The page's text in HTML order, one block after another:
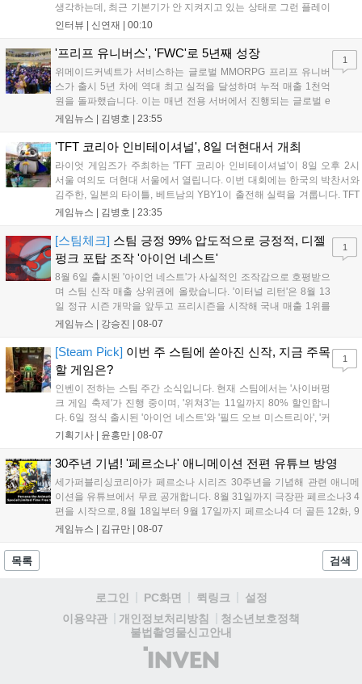
생각하는데, 최근 기본기가 안 지켜지고 있는 상태로 그런 플레이
를 추구하다 보니까 팀적으로 안 좋은 사고가 계속 많이 났던 것
LoL 챔피언스 코리아(LCK)'...
인터뷰 | 신연재 00:10
'프리프 유니버스', 'FWC'로 5년째 성장
위메이드커넥트가 서비스하는 글로벌 MMORPG 프리프 유니버
스가 출시 5년 차에 역대 최고 실적을 달성하며 누적 매출 1천억
원을 돌파했습니다. 이는 매년 전용 서버에서 진행되는 글로벌 e
스포츠 대회 FWC의 영향이 큽니다. FWC는 이용자가 동일한 조
은 전년 대비 매출과 이용자 지표가 대폭 상승하는 성과를 냈습니
다. 오는 10월 필리핀 마닐라에서 총상금 11만 달러 규모의 제4회
FWC 그랜드 파이널이 개최될 예정이며, 위메이드커넥트는 이를
통해 커뮤니티 중심의 장기 성장 모델을 지속할 방침입니다....
게임뉴스 | 김병호 23:55
1
'TFT 코리아 인비테이셔널', 8일 더현대서 개최
라이엇 게임즈가 주최하는 'TFT 코리아 인비테이셔널'이 8일 오후 2시
서울 여의도 더현대 서울에서 열립니다. 이번 대회에는 한국의 박찬서와
김주한, 일본의 타이틀, 베트남의 YBY1이 출전해 실력을 겨룹니다. TFT
는 소속팀 없이 개인 자격으로 참가하는 독특한 대회 구조를 가지며, 누
17일까지 이어지는 이번 행사는 신규 세트 체험과 공연 등 다양한 즐길
거리를 제공하며, 이후 현대백화점 판교점에서도 행사가 이어질 예정입
니다. 연말에는 라스베이거스 오픈이 개최됩니다....
게임뉴스 | 김병호 23:35
[스팀체크] 스팀 긍정 99% 압도적으로 긍정적, 디젤
펑크 포탑 조작 '아이언 네스트'
8월 6일 출시된 '아이언 네스트'가 사실적인 조작감으로 호평받으
며 스팀 신작 매출 상위권에 올랐습니다. '이터널 리턴'은 8월 13
일 정규 시즌 개막을 앞두고 프리시즌을 시작해 국내 매출 1위를
기록했습니다. 25주년을 맞은 '고스트 리콘' 시리즈는 8월 6일 쇼
'마블 투혼: 파이팅 소울즈'와 레트로 수리 시뮬레이션 '리스토
리'도 스팀에 정식 출시되었습니다....
게임뉴스 | 강승진 08-07
1
[Steam Pick] 이번 주 스팀에 쏟아진 신작, 지금 주목
할 게임은?
인벤이 전하는 스팀 주간 소식입니다. 현재 스팀에서는 '사이버펑
크 게임 축제'가 진행 중이며, '위쳐3'는 11일까지 80% 할인합니
다. 6일 정식 출시된 '아이언 네스트'와 '필드 오브 미스트리아', '커
세어 코브'가 호평받고 있습니다. 한편, 7일 출시된 '마블 투혼'은
다. 유비소프트의 '고스트리콘: 와일드랜드'는 7년 만의 대규모 업
데이트 '라스트 라이츠'와 함께 95% 할인 중입니다....
기획기사 | 윤홍만 08-07
1
30주년 기념! '페르소나' 애니메이션 전편 유튜브 방영
세가퍼블리싱코리아가 페르소나 시리즈 30주년을 기념해 관련 애니메
이션을 유튜브에서 무료 공개합니다. 8월 31일까지 극장판 페르소나3 4
편을 시작으로, 8월 18일부터 9월 17일까지 페르소나4 더 골든 12화, 9
월 15일부터 10월 14일까지 페르소나5 시리즈가 순차 공개됩니다. 또한
게임뉴스 | 김규만 08-07
목록 검색
로그인 PC화면 퀵링크
설정
이용약관
개인정보처리방침
청소년보호정책
불법촬영물신고안내
(주)
인